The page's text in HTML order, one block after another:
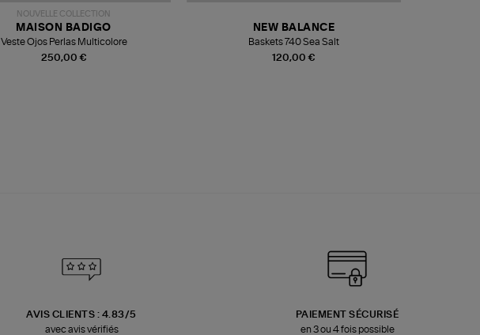
NOUVELLE COLLECTION
250,00 €
MAISON BADIGO
Veste Ojos Perlas Multicolore
120,00 €
NEW BALANCE
Baskets 740 Sea Salt
AVIS CLIENTS : 4.83/5
avec avis vérifiés
PAIEMENT SÉCURISÉ
en 3 ou 4 fois possible